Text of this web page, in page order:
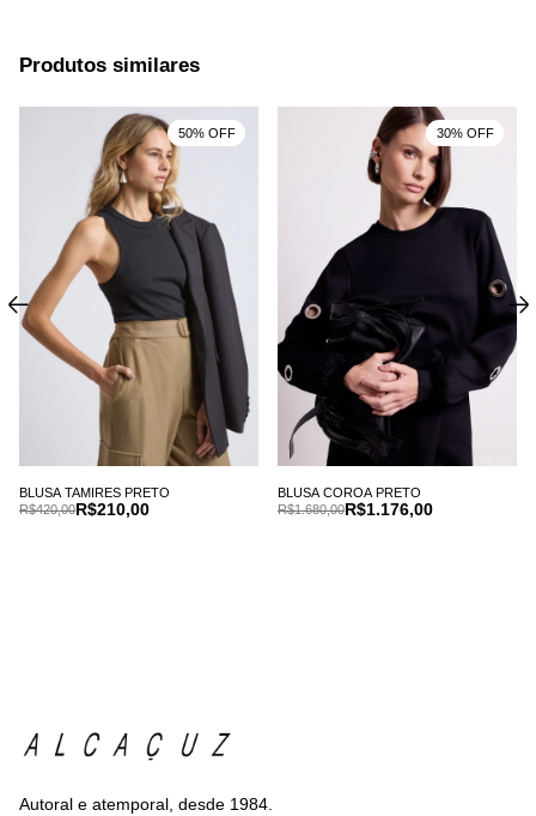
Produtos similares
BLUSA TAMIRES PRETO
R$210,00
R$420,00
50% OFF
BLUSA COROA PRETO
R$1.176,00
R$1.680,00
30% OFF
Autoral e atemporal, desde 1984.